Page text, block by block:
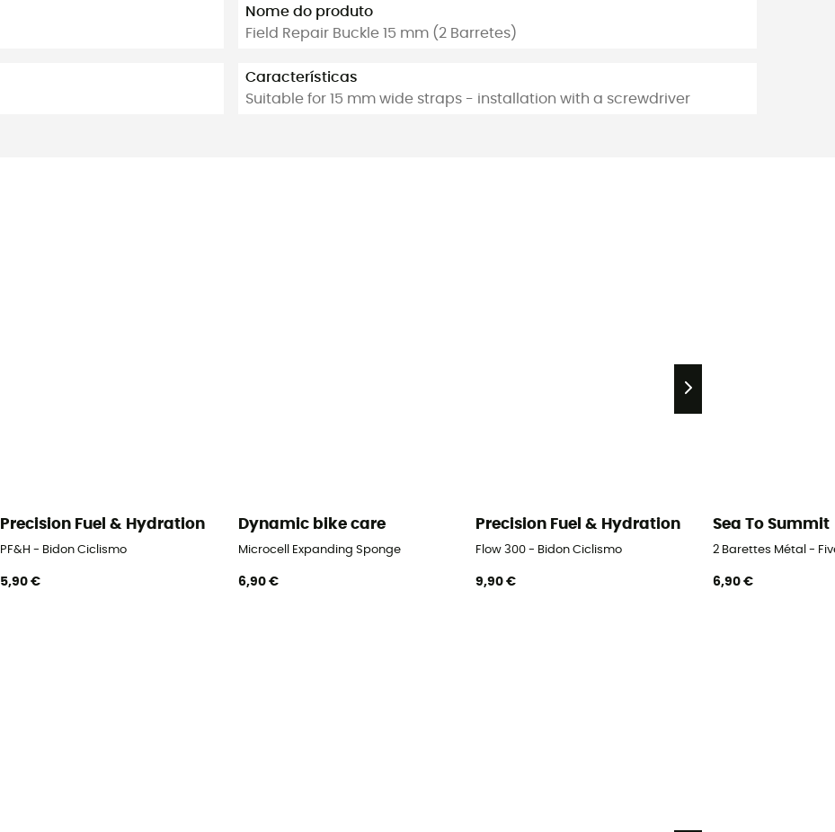
Nome do produto
Field Repair Buckle 15 mm (2 Barretes)
Características
Suitable for 15 mm wide straps - installation with a screwdriver
Precision Fuel & Hydration
PF&H - Bidon Ciclismo
5,90 €
Dynamic bike care
Microcell Expanding Sponge
6,90 €
Precision Fuel & Hydration
Flow 300 - Bidon Ciclismo
9,90 €
Sea To Summit
2 Barettes Métal -
6,90 €